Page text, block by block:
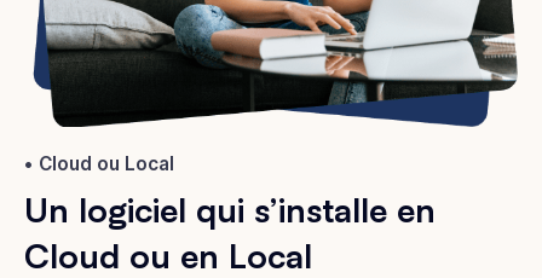
Cloud ou Local
Un logiciel qui s’installe en
Cloud ou en Local